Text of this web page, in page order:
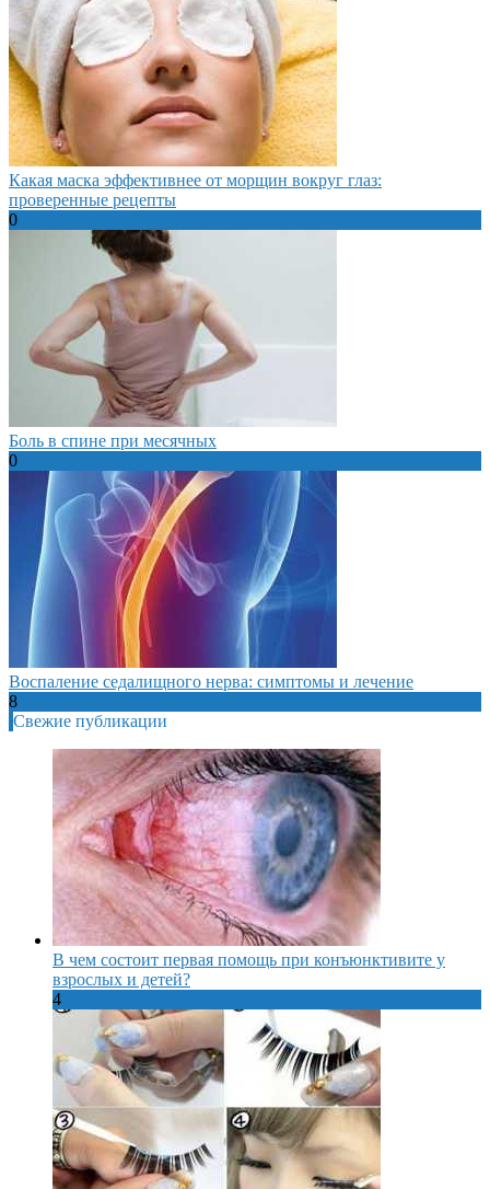
Какая маска эффективнее от морщин вокруг глаз:
проверенные рецепты
0
Боль в спине при месячных
0
Воспаление седалищного нерва: симптомы и лечение
8
Свежие публикации
В чем состоит первая помощь при конъюнктивите у
взрослых и детей?
4